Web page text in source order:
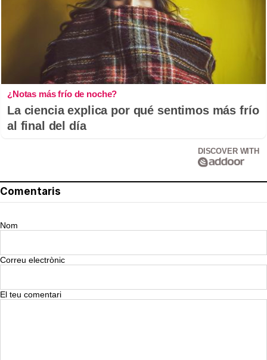
¿Notas más frío de noche?
La ciencia explica por qué sentimos más frío
al final del día
DISCOVER WITH
Comentaris
Nom
Correu electrònic
El teu comentari